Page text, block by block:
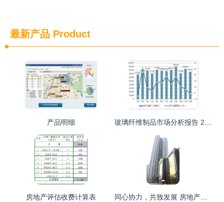
最新产品 Product
产品明细 玻璃纤维制品市场分析报告 2019 2025年中国玻璃纤维制品市场评估及未来发展趋势报告
房地产评估收费计算表 同心协力，共致发展 房地产评估的力量与使命